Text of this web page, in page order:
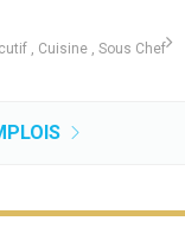
Cuisine
Sous Chef